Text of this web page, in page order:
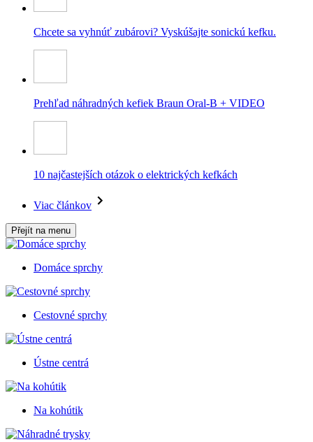
Chcete sa vyhnúť zubárovi? Vyskúšajte sonickú kefku.
Prehľad náhradných kefiek Braun Oral-B + VIDEO
10 najčastejších otázok o elektrických kefkách
Viac článkov
Přejít na menu
Domáce sprchy
Cestovné sprchy
Ústne centrá
Na kohútik